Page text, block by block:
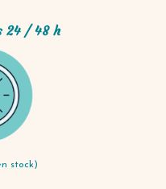
24 / 48 h
stock)